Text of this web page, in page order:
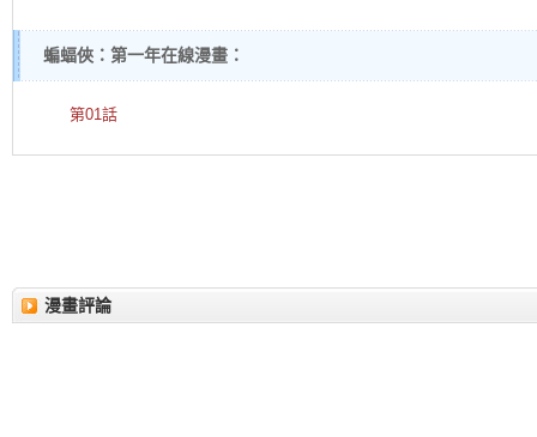
蝙蝠俠：第一年在線漫畫：
第01話
漫畫評論